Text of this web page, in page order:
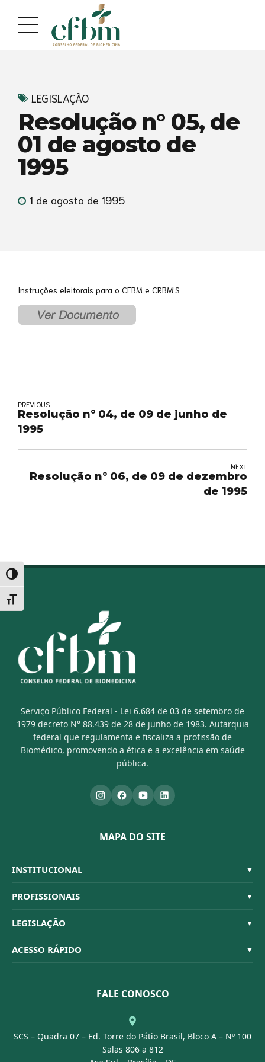
conteúdo
navegação
Alternar alto contraste
Alternar tamanho da fonte
LEGISLAÇÃO
Resolução n° 05, de
01 de agosto de
1995
1 de agosto de 1995
Instruções eleitorais para o CFBM e CRBM’S
PREVIOUS
Resolução n° 04, de 09 de junho de
1995
NEXT
Resolução n° 06, de 09 de dezembro
de 1995
Serviço Público Federal - Lei 6.684 de 03 de setembro de
1979 decreto N° 88.439 de 28 de junho de 1983. Autarquia
federal que regulamenta e fiscaliza a profissão de
Biomédico, promovendo a ética e a excelência em saúde
pública.
MAPA DO SITE
INSTITUCIONAL ▼
Sistema CFBM
Quem Somos
Organograma
Conselheiros
PROFISSIONAIS ▼
Habilitações
Código de Ética
Dúvidas Frequentes
LEGISLAÇÃO ▼
Resoluções
ACESSO RÁPIDO ▼
Portal Transparência
FALE CONOSCO
SCS – Quadra 07 – Ed. Torre do Pátio Brasil, Bloco A – Nº 100
Salas 806 a 812